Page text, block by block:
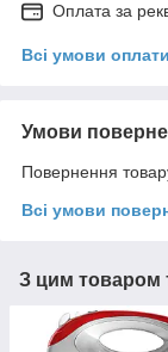
Оплата за
Всі умови оплати
Умови
Повернення
Всі умови
З цим товаром